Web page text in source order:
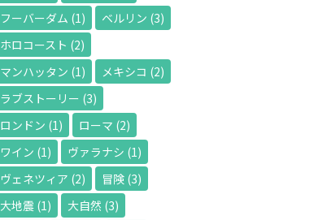
フーバーダム (1) ベルリン (3)
ホロコースト (2)
マンハッタン (1) メキシコ (2)
ラブストーリー (3)
ロンドン (1) ローマ (2)
ワイン (1) ヴァラナシ (1)
ヴェネツィア (2) 冒険 (3)
大地震 (1) 大自然 (3)